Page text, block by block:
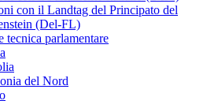
con il Landtag del Principato del
(Del-FL)
tecnica parlamentare
del Nord